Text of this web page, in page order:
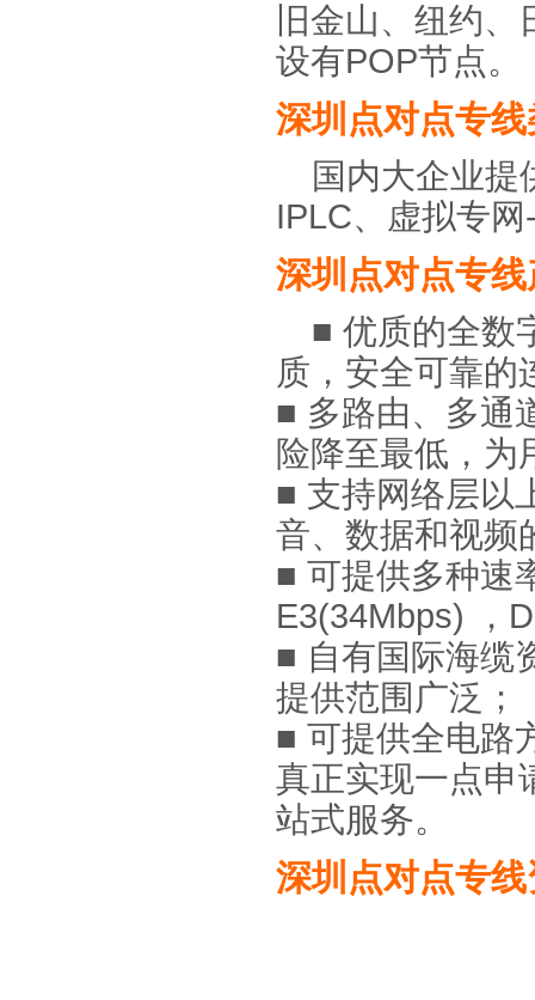
旧金山、纽约
设有POP节点
深圳点对点专线
国内大企业提
IPLC、虚拟专
深圳点对点专
■ 优质的全数
质，安全可靠的
■ 多路由、多通
险降至最低，为
■ 支持网络层以
音、数据和视频
■ 可提供多种速
E3(34Mbps) ，
■ 自有国际海缆
提供范围广泛；
■ 可提供全电路
真正实现一点申
站式服务。
深圳点对点专